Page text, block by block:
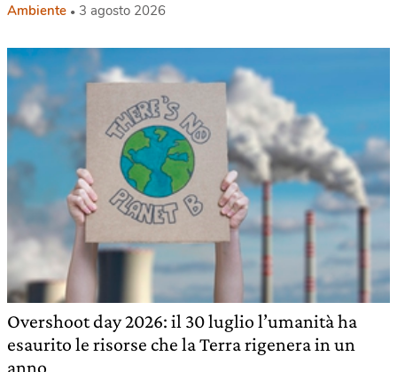
Ambiente 3 agosto 2026
Overshoot day 2026: il 30 luglio l’umanità ha
esaurito le risorse che la Terra rigenera in un
anno